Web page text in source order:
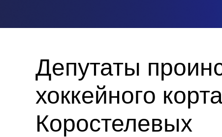
Депутаты
хоккейного
Коростелевых